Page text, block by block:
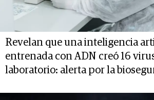
Revelan que una inteligencia
entrenada con ADN creó 16
laboratorio: alerta por la